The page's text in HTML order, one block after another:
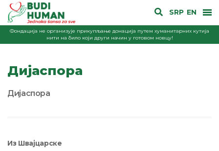
SRP EN
Фондација не организује прикупљање донација путем хуманитарних кутија
нити на било који други начин у готовом новцу!
Дијаспора
Дијаспора
Из Швајцарске